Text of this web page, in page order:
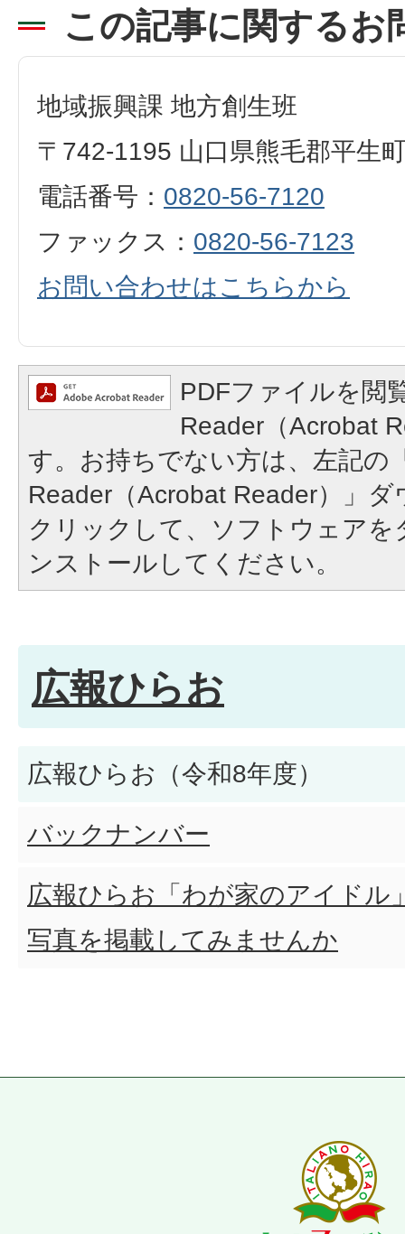
この記事に関するお
地域振興課 地方創生班
〒742-1195 山口県熊毛郡平生
電話番号： 0820-56-7120
ファックス： 0820-56-7123
お問い合わせはこちらから
PDFファイルを閲
Reader（Acrobat
す。お持ちでない方は、左記の
Reader（Acrobat Reader）」
クリックして、ソフトウェア
ンストールしてください。
広報ひらお
広報ひらお（令和8年度）
バックナンバー
広報ひらお「わが家のアイドル
写真を掲載してみませんか